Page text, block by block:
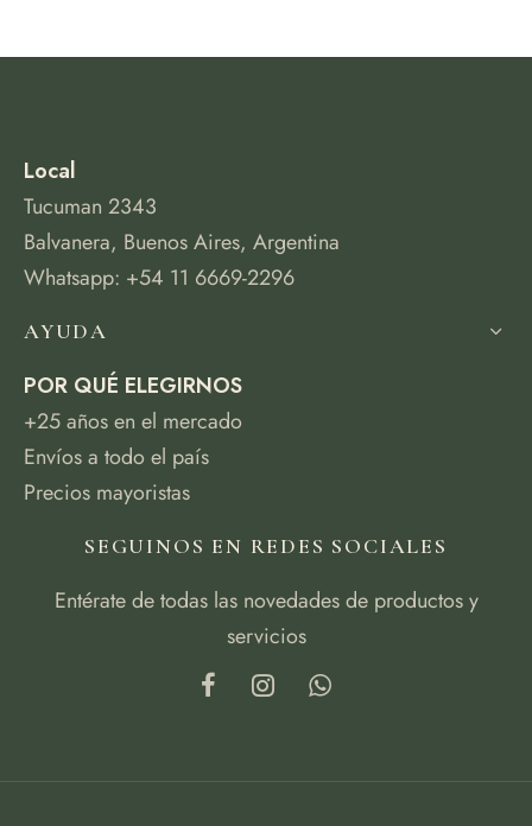
Local
Tucuman 2343
Balvanera, Buenos Aires, Argentina
Whatsapp: +54 11 6669-2296
AYUDA
POR QUÉ ELEGIRNOS
+25 años en el mercado
Envíos a todo el país
Precios mayoristas
SEGUINOS EN REDES SOCIALES
Entérate de todas las novedades de productos y
servicios